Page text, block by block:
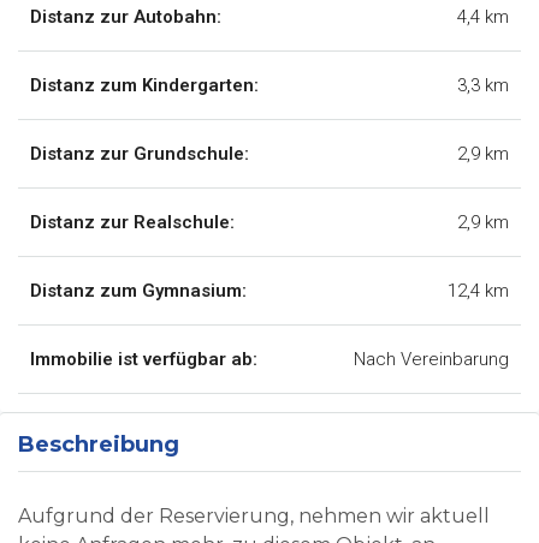
Distanz zur Autobahn: 4,4 km
Distanz zum Kindergarten: 3,3 km
Distanz zur Grundschule: 2,9 km
Distanz zur Realschule: 2,9 km
Distanz zum Gymnasium: 12,4 km
Immobilie ist verfügbar ab: Nach Vereinbarung
Beschreibung
Aufgrund der Reservierung, nehmen wir aktuell